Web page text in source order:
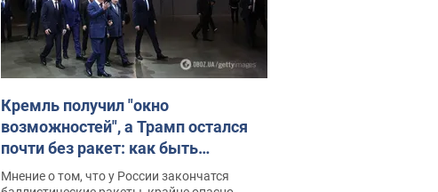
Кремль получил "окно
возможностей", а Трамп остался
почти без ракет: как быть
Украине? Интервью с Мельником
Мнение о том, что у России закончатся